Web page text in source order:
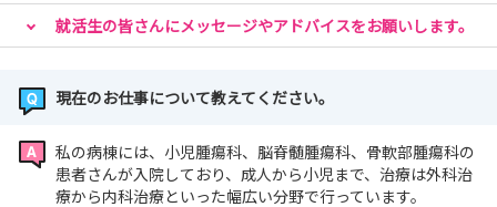
就活生の皆さんにメッセージやアドバイスをお願いします。
現在のお仕事について教えてください。
私の病棟には、小児腫瘍科、脳脊髄腫瘍科、骨軟部腫瘍科の
患者さんが入院しており、成人から小児まで、治療は外科治
療から内科治療といった幅広い分野で行っています。